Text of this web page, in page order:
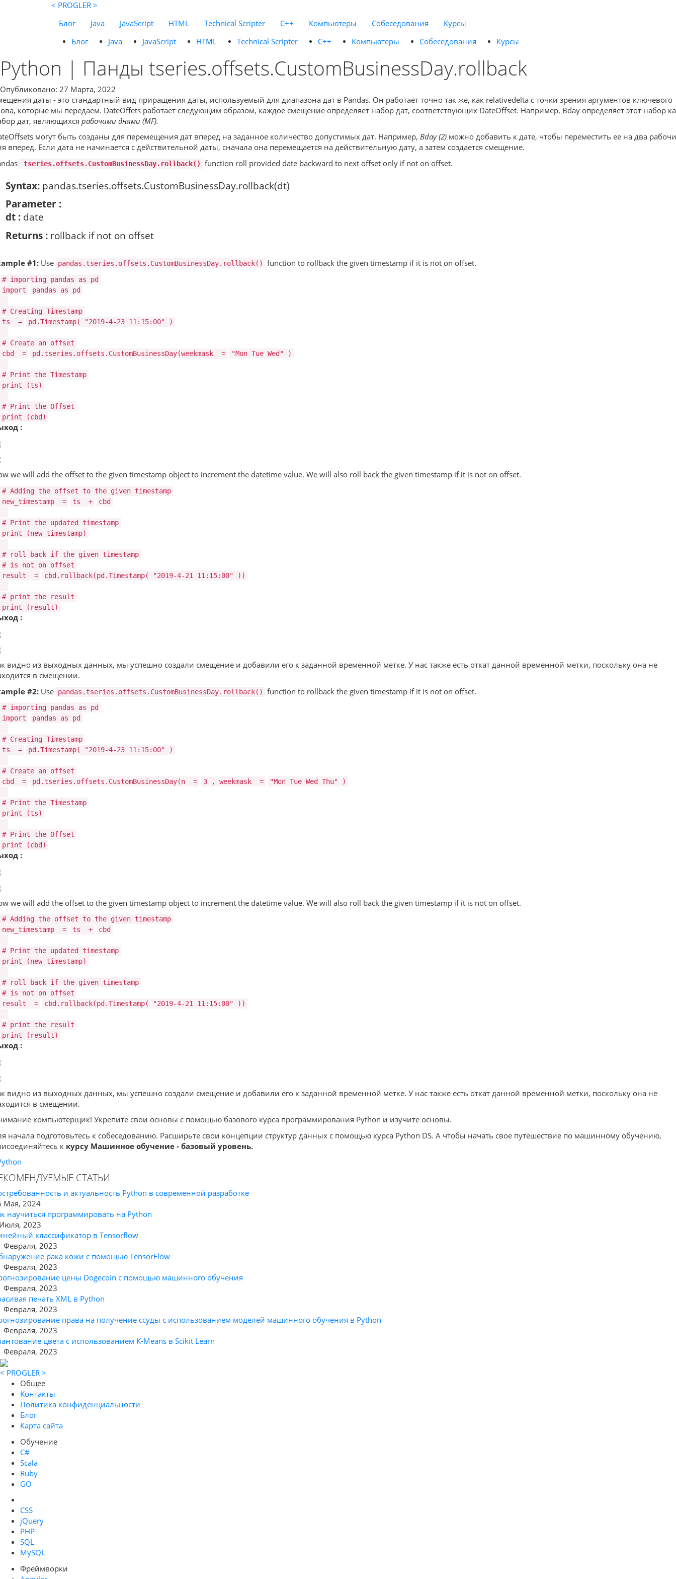
< PROGLER >
Блог
Java JavaScript HTML Technical Scripter C++ Компьютеры Собеседования
Курсы
Блог
Java JavaScript HTML Technical Scripter C++ Компьютеры Собеседования Курсы
Python | Панды tseries.offsets.CustomBusinessDay.rollback
Опубликовано: 27 Марта, 2022
даты - это стандартный вид приращения даты, используемый для диапазона дат в Pandas. Он работает точно так же, как relativedelta с точки зрения аргументов ключевого
которые мы передаем. DateOffets работает следующим образом, каждое смещение определяет набор дат, соответствующих DateOffset. Например, Bday определяет этот набор
дат, являющихся рабочими днями (MF).
могут быть созданы для перемещения дат вперед на заданное количество допустимых дат. Например, Bday (2) можно добавить к дате, чтобы переместить ее на два
вперед. Если дата не начинается с действительной даты, сначала она перемещается на действительную дату, а затем создается смещение.
tseries.offsets.CustomBusinessDay.rollback() function roll provided date backward to next offset only if not on offset.
Syntax: pandas.tseries.offsets.CustomBusinessDay.rollback(dt)
Parameter :
dt : date
Returns : rollback if not on offset
#1: Use pandas.tseries.offsets.CustomBusinessDay.rollback() function to rollback the given timestamp if it is not on offset.
# importing pandas as pd
import
pandas as pd
# Creating Timestamp
ts
= pd.Timestamp( "2019-4-23 11:15:00" )
# Create an offset
cbd
= pd.tseries.offsets.CustomBusinessDay(weekmask = "Mon Tue Wed" )
# Print the Timestamp
print
(ts)
# Print the Offset
print
(cbd)
:
we will add the offset to the given timestamp object to increment the datetime value. We will also roll back the given timestamp if it is not on offset.
# Adding the offset to the given timestamp
new_timestamp
= ts + cbd
# Print the updated timestamp
print
(new_timestamp)
# roll back if the given timestamp
# is not on offset
result
= cbd.rollback(pd.Timestamp( "2019-4-21 11:15:00" ))
# print the result
print
(result)
:
видно из выходных данных, мы успешно создали смещение и добавили его к заданной временной метке. У нас также есть откат данной временной метки, поскольку она не
в смещении.
#2: Use pandas.tseries.offsets.CustomBusinessDay.rollback() function to rollback the given timestamp if it is not on offset.
# importing pandas as pd
import
pandas as pd
# Creating Timestamp
ts
= pd.Timestamp( "2019-4-23 11:15:00" )
# Create an offset
cbd
= pd.tseries.offsets.CustomBusinessDay(n = 3 , weekmask = "Mon Tue Wed Thu" )
# Print the Timestamp
print
(ts)
# Print the Offset
print
(cbd)
:
we will add the offset to the given timestamp object to increment the datetime value. We will also roll back the given timestamp if it is not on offset.
# Adding the offset to the given timestamp
new_timestamp
= ts + cbd
# Print the updated timestamp
print
(new_timestamp)
# roll back if the given timestamp
# is not on offset
result
= cbd.rollback(pd.Timestamp( "2019-4-21 11:15:00" ))
# print the result
print
(result)
:
видно из выходных данных, мы успешно создали смещение и добавили его к заданной временной метке. У нас также есть откат данной временной метки, поскольку она не
в смещении.
компьютерщик! Укрепите свои основы с помощью базового курса программирования Python и изучите основы.
начала подготовьтесь к собеседованию. Расширьте свои концепции структур данных с помощью курса Python DS. А чтобы начать свое путешествие по машинному обучению,
к курсу Машинное обучение - базовый уровень.
СТАТЬИ
и актуальность Python в современной разработке
Мая, 2024
научиться программировать на Python
2023
классификатор в Tensorflow
Февраля, 2023
рака кожи с помощью TensorFlow
Февраля, 2023
цены Dogecoin с помощью машинного обучения
Февраля, 2023
печать XML в Python
Февраля, 2023
права на получение ссуды с использованием моделей машинного обучения в Python
Февраля, 2023
цвета с использованием K-Means в Scikit Learn
Февраля, 2023
< PROGLER >
Общее
Контакты
Политика конфиденциальности
Блог
Карта сайта
Обучение
C#
Scala
Ruby
GO
CSS
jQuery
PHP
SQL
MySQL
Фреймворки